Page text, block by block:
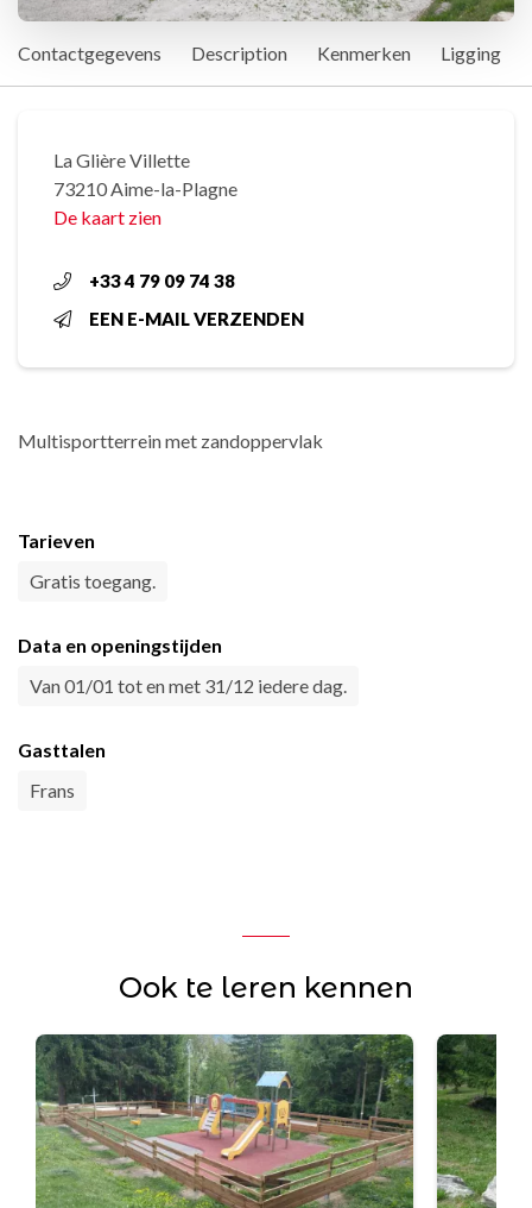
Contactgegevens Description Kenmerken Ligging
La Glière Villette
73210 Aime-la-Plagne
De kaart zien
+33 4 79 09 74 38
EEN E-MAIL VERZENDEN
Multisportterrein met zandoppervlak
Tarieven
Gratis toegang.
Data en openingstijden
Van 01/01 tot en met 31/12 iedere dag.
Gasttalen
Frans
Ook te leren kennen